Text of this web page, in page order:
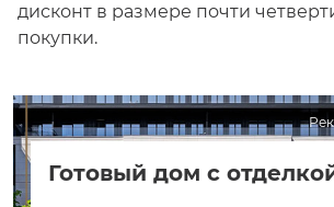
дисконт в размере почти
покупки.
Готовый дом с